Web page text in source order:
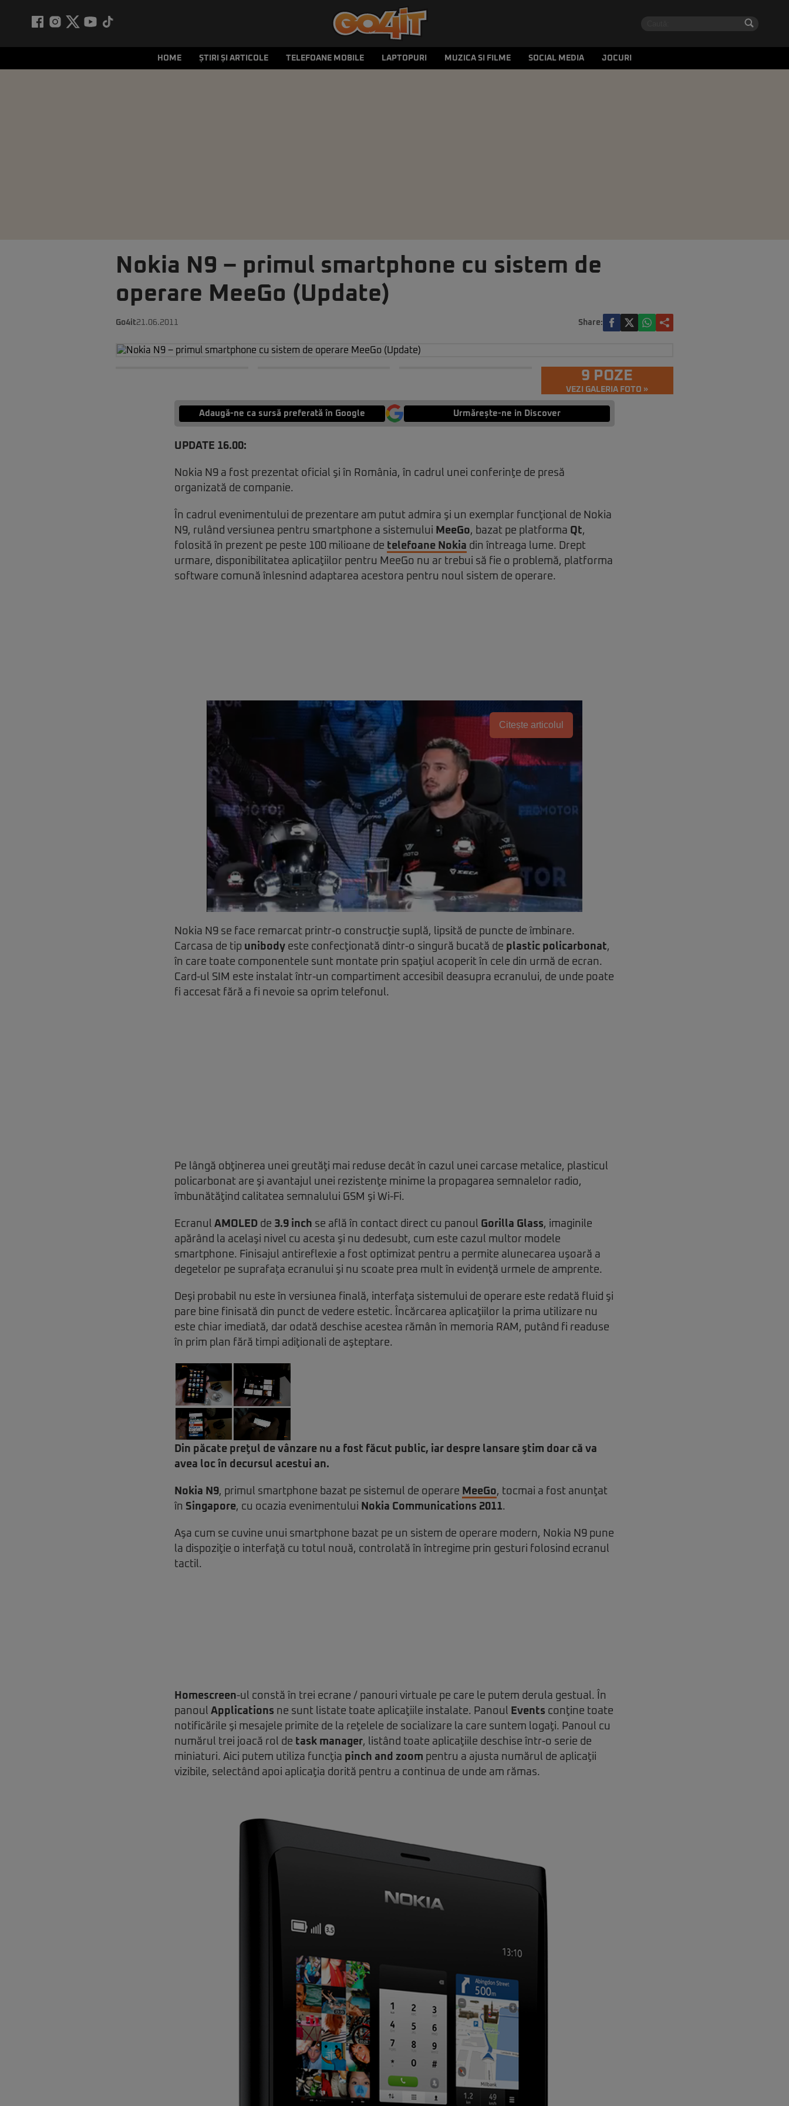
HOME ȘTIRI ȘI ARTICOLE TELEFOANE MOBILE LAPTOPURI MUZICA SI FILME SOCIAL MEDIA JOCURI
Nokia N9 – primul smartphone cu sistem de
operare MeeGo (Update)
Go4it21.06.2011 Share:
9 POZE
VEZI GALERIA FOTO »
Adaugă-ne ca sursă preferată în Google Urmărește-ne in Discover
UPDATE 16.00:
Nokia N9 a fost prezentat oficial şi în România, în cadrul unei conferinţe de presă
organizată de companie.
În cadrul evenimentului de prezentare am putut admira şi un exemplar funcţional de Nokia
N9, rulând versiunea pentru smartphone a sistemului MeeGo, bazat pe platforma Qt,
folosită în prezent pe peste 100 milioane de telefoane Nokia din întreaga lume. Drept
urmare, disponibilitatea aplicaţiilor pentru MeeGo nu ar trebui să fie o problemă, platforma
software comună înlesnind adaptarea acestora pentru noul sistem de operare.
Citește articolul
Nokia N9 se face remarcat printr-o construcţie suplă, lipsită de puncte de îmbinare.
Carcasa de tip unibody este confecţionată dintr-o singură bucată de plastic policarbonat,
în care toate componentele sunt montate prin spaţiul acoperit în cele din urmă de ecran.
Card-ul SIM este instalat într-un compartiment accesibil deasupra ecranului, de unde poate
fi accesat fără a fi nevoie sa oprim telefonul.
Pe lângă obţinerea unei greutăţi mai reduse decât în cazul unei carcase metalice, plasticul
policarbonat are şi avantajul unei rezistenţe minime la propagarea semnalelor radio,
îmbunătăţind calitatea semnalului GSM şi Wi-Fi.
Ecranul AMOLED de 3.9 inch se află în contact direct cu panoul Gorilla Glass, imaginile
apărând la acelaşi nivel cu acesta şi nu dedesubt, cum este cazul multor modele
smartphone. Finisajul antireflexie a fost optimizat pentru a permite alunecarea uşoară a
degetelor pe suprafaţa ecranului şi nu scoate prea mult în evidenţă urmele de amprente.
Deşi probabil nu este în versiunea finală, interfaţa sistemului de operare este redată fluid şi
pare bine finisată din punct de vedere estetic. Încărcarea aplicaţiilor la prima utilizare nu
este chiar imediată, dar odată deschise acestea rămân în memoria RAM, putând fi readuse
în prim plan fără timpi adiţionali de aşteptare.
Din păcate preţul de vânzare nu a fost făcut public, iar despre lansare ştim doar că va
avea loc în decursul acestui an.
Nokia N9, primul smartphone bazat pe sistemul de operare MeeGo, tocmai a fost anunţat
în Singapore, cu ocazia evenimentului Nokia Communications 2011.
Aşa cum se cuvine unui smartphone bazat pe un sistem de operare modern, Nokia N9 pune
la dispoziţie o interfaţă cu totul nouă, controlată în întregime prin gesturi folosind ecranul
tactil.
Homescreen-ul constă în trei ecrane / panouri virtuale pe care le putem derula gestual. În
panoul Applications ne sunt listate toate aplicaţiile instalate. Panoul Events conţine toate
notificările şi mesajele primite de la reţelele de socializare la care suntem logaţi. Panoul cu
numărul trei joacă rol de task manager, listând toate aplicaţiile deschise într-o serie de
miniaturi. Aici putem utiliza funcţia pinch and zoom pentru a ajusta numărul de aplicaţii
vizibile, selectând apoi aplicaţia dorită pentru a continua de unde am rămas.